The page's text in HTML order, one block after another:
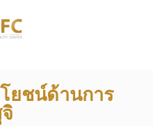
ยชน์ด้านการ